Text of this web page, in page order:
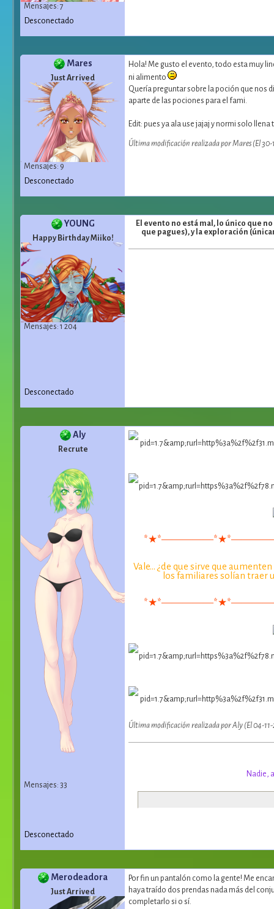
Mensajes: 7
Desconectado
Mares
Just Arrived
Mensajes: 9
Hola! Me gusto el evento, todo esta muy
ni alimento
Quería preguntar sobre la poción que nos
aparte de las pociones para el fami.
Edit: pues ya ala use jajaj y normi solo
Última modificación realizada por Mares (El
Desconectado
YOUNG
Happy Birthday Miiko!
Mensajes: 1 204
El evento no está mal, lo único que
que pagues), y la exploración
Desconectado
Aly
Recrute
Mensajes: 33
Vale... ¿de que sirve que
los familiares solían traer
Última modificación realizada por Aly (El 04-
Nadie,
Desconectado
Merodeadora
Just Arrived
Por fin un pantalón como la gente! Me
haya traído dos prendas nada más del
completarlo si o sí.